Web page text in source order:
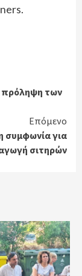
πρόληψη των
Επόμενο
συμφωνία για
σιτηρών